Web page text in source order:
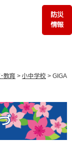
防災
情報
教育 > 小中学校 > GIGA